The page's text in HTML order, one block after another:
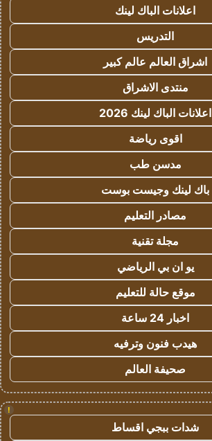
اعلانات الباك لينك
التدريس
اشراق العالم عالم كبير
منتدى الاشراق
اعلانات الباك لينك 2026
اقوى رياضة
مدسن طب
باك لينك وجيست بوست
مصادر التعليم
مجلة تقنية
يو ان بي الرياضي
موقع حالة للتعليم
اخبار 24 ساعة
هيدب فنون وترفيه
صحيفة العالم
!
شدات ببجي اقساط